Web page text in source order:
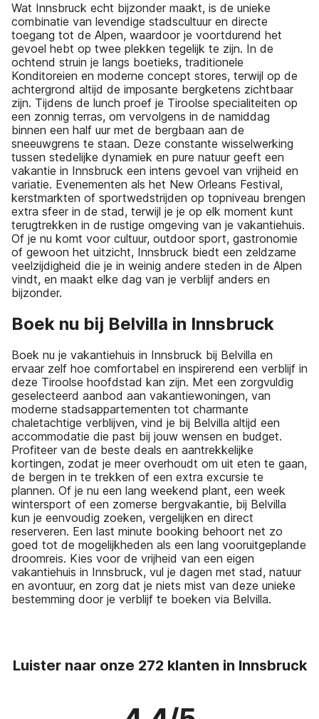
Wat Innsbruck echt bijzonder maakt, is de unieke
combinatie van levendige stadscultuur en directe
toegang tot de Alpen, waardoor je voortdurend het
gevoel hebt op twee plekken tegelijk te zijn. In de
ochtend struin je langs boetieks, traditionele
Konditoreien en moderne concept stores, terwijl op de
achtergrond altijd de imposante bergketens zichtbaar
zijn. Tijdens de lunch proef je Tiroolse specialiteiten op
een zonnig terras, om vervolgens in de namiddag
binnen een half uur met de bergbaan aan de
sneeuwgrens te staan. Deze constante wisselwerking
tussen stedelijke dynamiek en pure natuur geeft een
vakantie in Innsbruck een intens gevoel van vrijheid en
variatie. Evenementen als het New Orleans Festival,
kerstmarkten of sportwedstrijden op topniveau brengen
extra sfeer in de stad, terwijl je je op elk moment kunt
terugtrekken in de rustige omgeving van je vakantiehuis.
Of je nu komt voor cultuur, outdoor sport, gastronomie
of gewoon het uitzicht, Innsbruck biedt een zeldzame
veelzijdigheid die je in weinig andere steden in de Alpen
vindt, en maakt elke dag van je verblijf anders en
bijzonder.
Boek nu bij Belvilla in Innsbruck
Boek nu je vakantiehuis in Innsbruck bij Belvilla en
ervaar zelf hoe comfortabel en inspirerend een verblijf in
deze Tiroolse hoofdstad kan zijn. Met een zorgvuldig
geselecteerd aanbod aan vakantiewoningen, van
moderne stadsappartementen tot charmante
chaletachtige verblijven, vind je bij Belvilla altijd een
accommodatie die past bij jouw wensen en budget.
Profiteer van de beste deals en aantrekkelijke
kortingen, zodat je meer overhoudt om uit eten te gaan,
de bergen in te trekken of een extra excursie te
plannen. Of je nu een lang weekend plant, een week
wintersport of een zomerse bergvakantie, bij Belvilla
kun je eenvoudig zoeken, vergelijken en direct
reserveren. Een last minute booking behoort net zo
goed tot de mogelijkheden als een lang vooruitgeplande
droomreis. Kies voor de vrijheid van een eigen
vakantiehuis in Innsbruck, vul je dagen met stad, natuur
en avontuur, en zorg dat je niets mist van deze unieke
bestemming door je verblijf te boeken via Belvilla.
Luister naar onze 272 klanten in Innsbruck